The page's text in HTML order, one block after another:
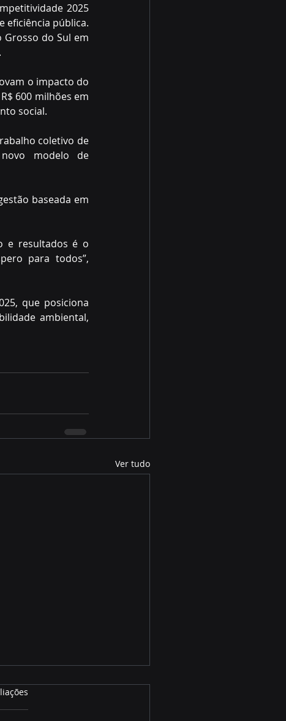
2025
eficiência pública.
do Sul em
o impacto do
600 milhões em
social.
coletivo de
modelo de
baseada em
e resultados é o
para todos”,
que posiciona
ambiental,
Ver tudo